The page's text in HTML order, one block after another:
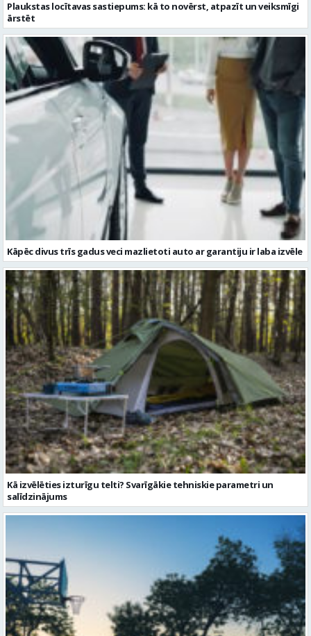
Plaukstas locītavas sastiepums: kā to novērst, atpazīt un veiksmīgi
ārstēt
Kāpēc divus trīs gadus veci mazlietoti auto ar garantiju ir laba izvēle
Kā izvēlēties izturīgu telti? Svarīgākie tehniskie parametri un
salīdzinājums